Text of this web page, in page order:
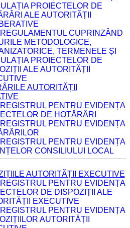
PROIECTELOR DE
ALE AUTORITĂȚII
CUPRINZÂND
METODOLOGICE,
TERMENELE ȘI
PROIECTELOR DE
ALE AUTORITĂȚII
AUTORITĂȚII
PENTRU EVIDENȚA
DE HOTĂRÂRI
PENTRU EVIDENȚA
PENTRU EVIDENȚA
CONSILIULUI LOCAL
AUTORITĂȚII EXECUTIVE
PENTRU EVIDENȚA
DE DISPOZIȚII ALE
EXECUTIVE
PENTRU EVIDENȚA
AUTORITĂȚII